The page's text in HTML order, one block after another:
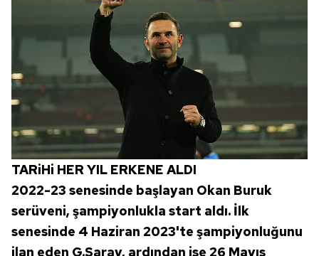
TARiHi HER YIL ERKENE ALDI
2022-23 senesinde başlayan Okan Buruk
serüveni, şampiyonlukla start aldı. İlk
senesinde 4 Haziran 2023'te şampiyonluğunu
ilan eden G.Saray, ardından ise 26 Mayıs